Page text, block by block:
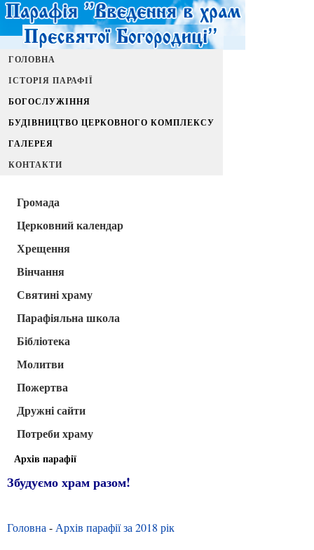
ГОЛОВНА
ІСТОРІЯ ПАРАФІЇ
БОГОСЛУЖІННЯ
БУДІВНИЦТВО ЦЕРКОВНОГО КОМПЛЕКСУ
ГАЛЕРЕЯ
КОНТАКТИ
Громада
Церковний календар
Хрещення
Вінчання
Святині храму
Парафіяльна школа
Бібліотека
Молитви
Пожертва
Дружні сайти
Потреби храму
Архів парафії
Збудуємо храм разом!
Головна - Архів парафії за 2018 рік